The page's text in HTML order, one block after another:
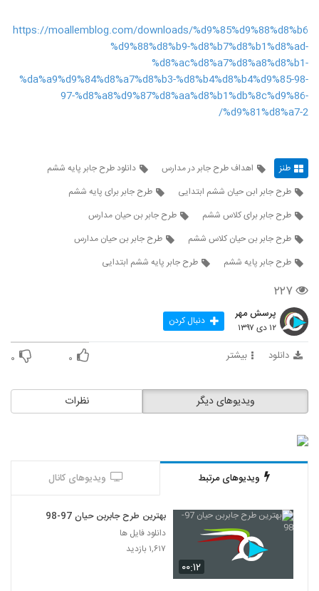
https://moallemblog.com/downloads/%d9%85%d9%88%d8%b6
%d9%88%d8%b9-%d8%b7%d8%b1%d8%ad-
%d8%ac%d8%a7%d8%a8%d8%b1-
%da%a9%d9%84%d8%a7%d8%b3-%d8%b4%d8%b4%d9%85-98-
97-%d8%a8%d9%87%d8%aa%d8%b1%db%8c%d9%86-
%d9%81%d8%a7-2/
طنز اهداف طرح جابر در مدارس
دانلود طرح جابر پایه ششم
طرح جابر ابن حیان ششم ابتدایی
طرح جابر برای پایه ششم
طرح جابر برای کلاس ششم
طرح جابر بن حيان مدارس
طرح جابر بن حیان کلاس ششم
طرح جابر بن حیان مدارس
طرح جابر پایه ششم
طرح جابر پایه ششم ابتدایی
۲۲۷
پرسش مهر
۱۲ دی ۱۳۹۷ دنبال کردن
دانلود بیشتر ۰ ۰
نظرات ویدیوهای دیگر
ویدیوهای مرتبط ویدیوهای کانال
۰۰:۱۲
بهترین طرح جابربن حیان 97-98
دانلود فایل ها
۱,۶۱۷ بازدید